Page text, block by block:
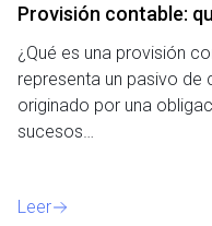
Provisión contable:
¿Qué es una provisión
representa un pasivo de
originado por una
sucesos…
Leer